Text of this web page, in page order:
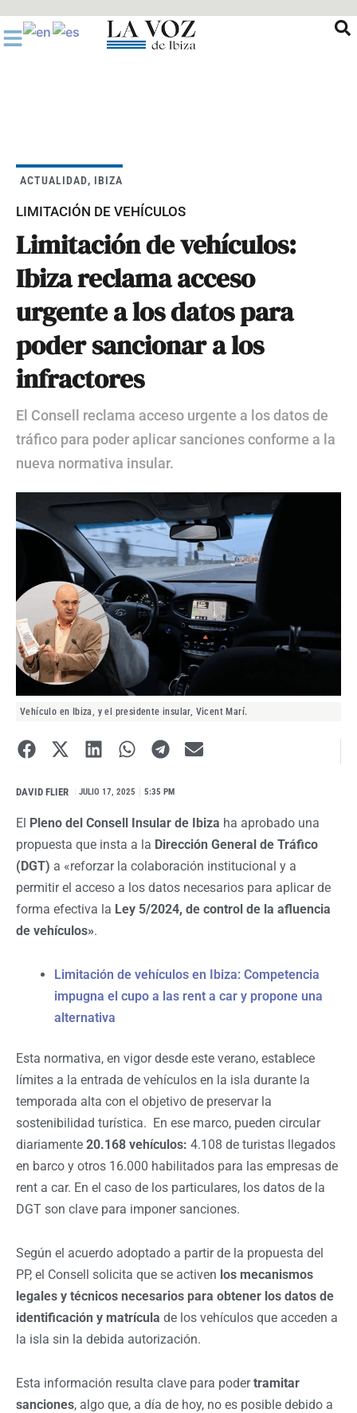
al
contenido
ACTUALIDAD, IBIZA
LIMITACIÓN DE VEHÍCULOS
Limitación de vehículos:
Ibiza reclama acceso
urgente a los datos para
poder sancionar a los
infractores
El Consell reclama acceso urgente a los datos de
tráfico para poder aplicar sanciones conforme a la
nueva normativa insular.
Vehículo en Ibiza, y el presidente insular, Vicent Marí.
DAVID FLIER JULIO 17, 2025 5:35 PM
El Pleno del Consell Insular de Ibiza ha aprobado una
propuesta que insta a la Dirección General de Tráfico
(DGT) a «reforzar la colaboración institucional y a
permitir el acceso a los datos necesarios para aplicar de
forma efectiva la Ley 5/2024, de control de la afluencia
de vehículos».
Limitación de vehículos en Ibiza: Competencia
impugna el cupo a las rent a car y propone una
alternativa
Esta normativa, en vigor desde este verano, establece
límites a la entrada de vehículos en la isla durante la
temporada alta con el objetivo de preservar la
sostenibilidad turística. En ese marco, pueden circular
diariamente 20.168 vehículos: 4.108 de turistas llegados
en barco y otros 16.000 habilitados para las empresas de
rent a car. En el caso de los particulares, los datos de la
DGT son clave para imponer sanciones.
Según el acuerdo adoptado a partir de la propuesta del
PP, el Consell solicita que se activen los mecanismos
legales y técnicos necesarios para obtener los datos de
identificación y matrícula de los vehículos que acceden a
la isla sin la debida autorización.
Esta información resulta clave para podertramitar
sanciones, algo que, a día de hoy, no es posible debido a